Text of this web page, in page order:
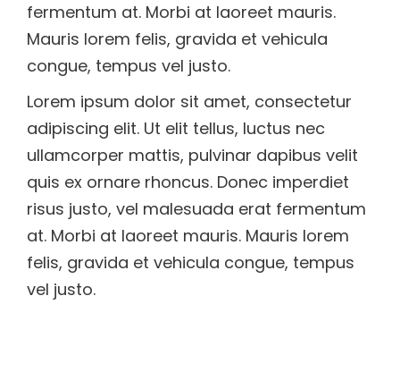
fermentum at. Morbi at laoreet mauris.
Mauris lorem felis, gravida et vehicula
congue, tempus vel justo.
Lorem ipsum dolor sit amet, consectetur
adipiscing elit. Ut elit tellus, luctus nec
ullamcorper mattis, pulvinar dapibus velit
quis ex ornare rhoncus. Donec imperdiet
risus justo, vel malesuada erat fermentum
at. Morbi at laoreet mauris. Mauris lorem
felis, gravida et vehicula congue, tempus
vel justo.